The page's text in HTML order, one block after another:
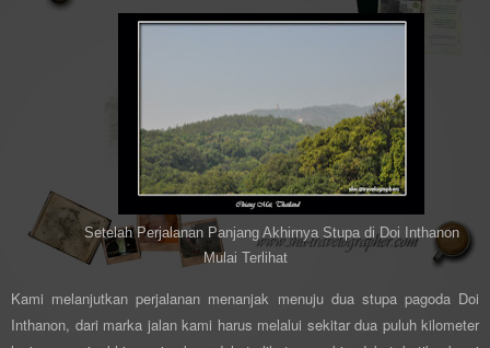
Setelah Perjalanan Panjang Akhirnya Stupa di Doi Inthanon
Mulai Terlihat
Kami melanjutkan perjalanan menanjak menuju dua stupa pagoda Doi
Inthanon, dari marka jalan kami harus melalui sekitar dua puluh kilometer